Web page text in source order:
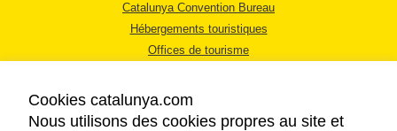
Catalunya Convention Bureau
Hébergements touristiques
Offices de tourisme
Cookies catalunya.com
Nous utilisons des cookies propres au site et